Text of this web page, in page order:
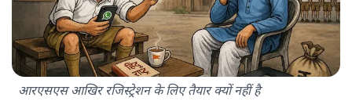
आरएसएस आखिर रजिस्ट्रेशन के लिए तैयार क्यों नहीं है